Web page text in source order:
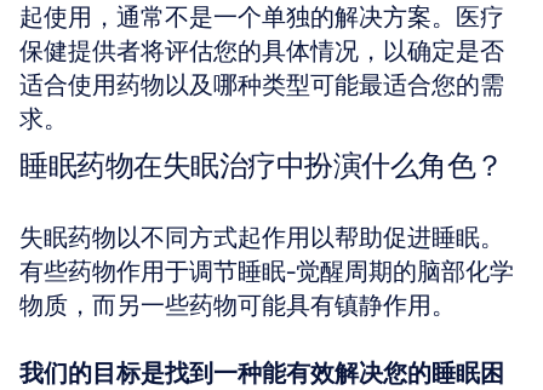
起使用，通常不是一个单独的解决方案。医疗
保健提供者将评估您的具体情况，以确定是否
适合使用药物以及哪种类型可能最适合您的需
求。
睡眠药物在失眠治疗中扮演什么角色？
失眠药物以不同方式起作用以帮助促进睡眠。
有些药物作用于调节睡眠-觉醒周期的脑部化学
物质，而另一些药物可能具有镇静作用。
我们的目标是找到一种能有效解决您的睡眠困